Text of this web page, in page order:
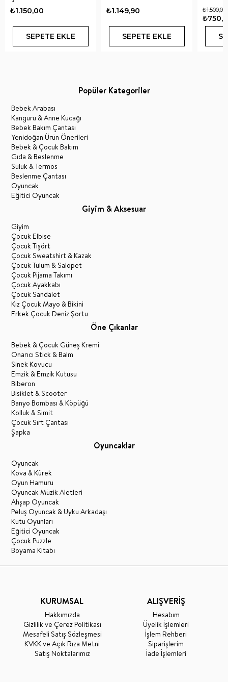
Pastel Mavi
₺1.150,00
SEPETE EKLE
Glitter
₺1.149,90
SEPETE EKLE
₺1.500,00
Popüler Kategoriler
Bebek Arabası
Kanguru & Anne Kucağı
Bebek Bakım Çantası
Yenidoğan Ürün Önerileri
Bebek & Çocuk Bakım
Gıda & Beslenme
Suluk & Termos
Beslenme Çantası
Oyuncak
Eğitici Oyuncak
Giyim & Aksesuar
Giyim
Çocuk Elbise
Çocuk Tişört
Çocuk Sweatshirt & Kazak
Çocuk Tulum & Salopet
Çocuk Pijama Takımı
Çocuk Ayakkabı
Çocuk Sandalet
Kız Çocuk Mayo & Bikini
Erkek Çocuk Deniz Şortu
Öne Çıkanlar
Bebek & Çocuk Güneş Kremi
Onarıcı Stick & Balm
Sinek Kovucu
Emzik & Emzik Kutusu
Biberon
Bisiklet & Scooter
Banyo Bombası & Köpüğü
Kolluk & Simit
Çocuk Sırt Çantası
Şapka
Oyuncaklar
Oyuncak
Kova & Kürek
Oyun Hamuru
Oyuncak Müzik Aletleri
Ahşap Oyuncak
Peluş Oyuncak & Uyku Arkadaşı
Kutu Oyunları
Eğitici Oyuncak
Çocuk Puzzle
Boyama Kitabı
KURUMSAL
Hakkımızda
Gizlilik ve Çerez Politikası
Mesafeli Satış Sözleşmesi
KVKK ve Açık Rıza Metni
Satış Noktalarımız
ALIŞVERİŞ
Hesabım
Üyelik İşlemleri
İşlem Rehberi
Siparişlerim
İade İşlemleri